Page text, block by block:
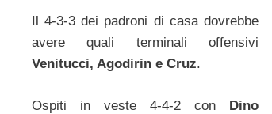
Il 4-3-3 dei padroni di casa dovrebbe
avere quali terminali offensivi
Venitucci, Agodirin e Cruz.
Ospiti in veste 4-4-2 con Dino